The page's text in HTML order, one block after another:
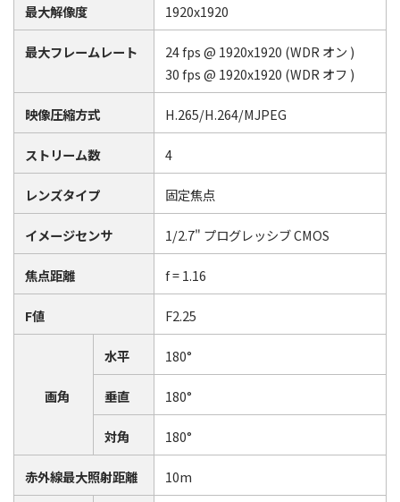
最大解像度 1920x1920
最大フレームレート
24 fps @ 1920x1920 (WDR オン )
30 fps @ 1920x1920 (WDR オフ )
映像圧縮方式 H.265/H.264/MJPEG
ストリーム数 4
レンズタイプ 固定焦点
イメージセンサ 1/2.7" プログレッシブ CMOS
焦点距離 f = 1.16
F値 F2.25
画角
水平 180°
垂直 180°
対角 180°
赤外線最大照射距離 10m